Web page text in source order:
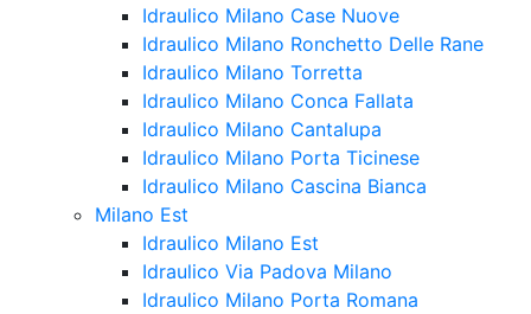
Idraulico Milano Case Nuove
Idraulico Milano Ronchetto Delle Rane
Idraulico Milano Torretta
Idraulico Milano Conca Fallata
Idraulico Milano Cantalupa
Idraulico Milano Porta Ticinese
Idraulico Milano Cascina Bianca
Milano Est
Idraulico Milano Est
Idraulico Via Padova Milano
Idraulico Milano Porta Romana